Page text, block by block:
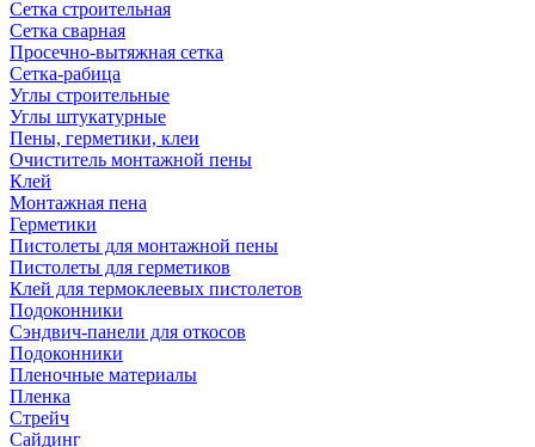
Сетка строительная
Сетка сварная
Просечно-вытяжная сетка
Сетка-рабица
Углы строительные
Углы штукатурные
Пены, герметики, клеи
Очиститель монтажной пены
Клей
Монтажная пена
Герметики
Пистолеты для монтажной пены
Пистолеты для герметиков
Клей для термоклеевых пистолетов
Подоконники
Сэндвич-панели для откосов
Подоконники
Пленочные материалы
Пленка
Стрейч
Сайдинг